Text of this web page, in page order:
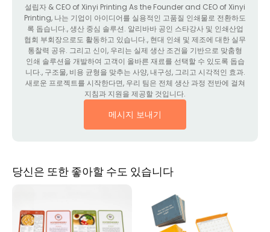
설립자 & CEO of Xinyi Printing As the Founder and CEO of Xinyi
Printing, 나는 기업이 아이디어를 실용적인 고품질 인쇄물로 전환하도
록 돕습니다., 생산 중심 솔루션. 알리바바 공인 스타강사 및 인쇄산업
협회 부회장으로도 활동하고 있습니다., 현대 인쇄 및 제조에 대한 실무
통찰력 공유. 그리고 신이, 우리는 실제 생산 조건을 기반으로 맞춤형
인쇄 솔루션을 개발하여 고객이 올바른 재료를 선택할 수 있도록 돕습
니다., 구조물, 비용 균형을 맞추는 사양, 내구성, 그리고 시각적인 효과.
새로운 프로젝트를 시작한다면, 우리 팀은 전체 생산 과정 전반에 걸쳐
지침과 지원을 제공할 것입니다.
메시지 보내기
당신은 또한 좋아할 수도 있습니다